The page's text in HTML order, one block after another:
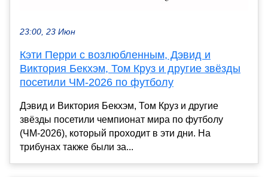
23:00, 23 Июн
Кэти Перри с возлюбленным, Дэвид и
Виктория Бекхэм, Том Круз и другие звёзды
посетили ЧМ-2026 по футболу
Дэвид и Виктория Бекхэм, Том Круз и другие
звёзды посетили чемпионат мира по футболу
(ЧМ-2026), который проходит в эти дни. На
трибунах также были за...